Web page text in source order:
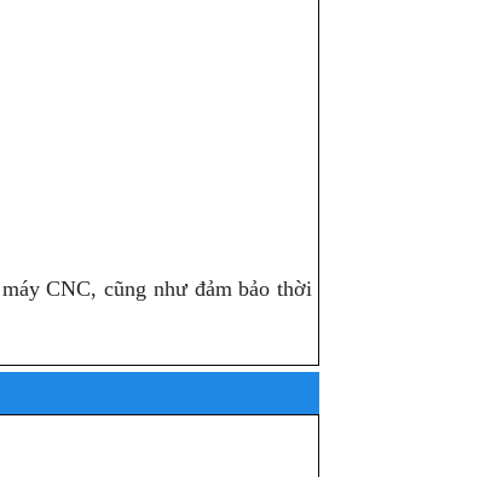
CNC, cũng như đảm bảo thời